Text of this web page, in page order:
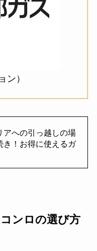
ン）
アへの引っ越しの場
き！お得に使えるガ
ンロの選び方